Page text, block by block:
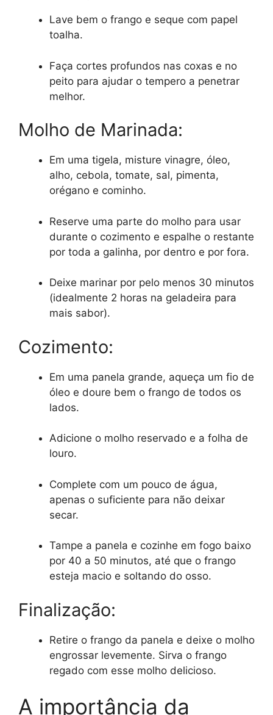
Lave bem o frango e seque com papel
toalha.
Faça cortes profundos nas coxas e no
peito para ajudar o tempero a penetrar
melhor.
Molho de Marinada:
Em uma tigela, misture vinagre, óleo,
alho, cebola, tomate, sal, pimenta,
orégano e cominho.
Reserve uma parte do molho para usar
durante o cozimento e espalhe o restante
por toda a galinha, por dentro e por fora.
Deixe marinar por pelo menos 30 minutos
(idealmente 2 horas na geladeira para
mais sabor).
Cozimento:
Em uma panela grande, aqueça um fio de
óleo e doure bem o frango de todos os
lados.
Adicione o molho reservado e a folha de
louro.
Complete com um pouco de água,
apenas o suficiente para não deixar
secar.
Tampe a panela e cozinhe em fogo baixo
por 40 a 50 minutos, até que o frango
esteja macio e soltando do osso.
Finalização:
Retire o frango da panela e deixe o molho
engrossar levemente. Sirva o frango
regado com esse molho delicioso.
A importância da